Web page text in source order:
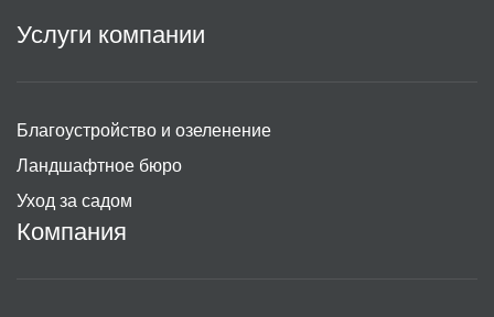
Услуги компании
Благоустройство и озеленение
Ландшафтное бюро
Уход за садом
Компания